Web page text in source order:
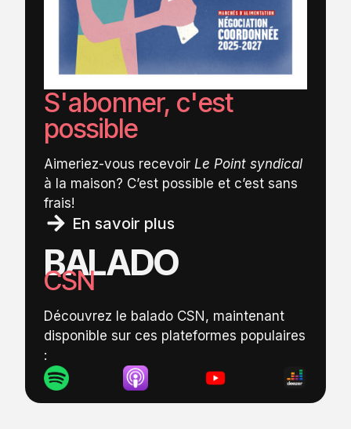
S'abonner, c'est
possible
Aimeriez-vous recevoir Le Point syndical
à la maison? C’est possible et c’est sans
frais!
En savoir plus
BALADO
CSN
Découvrez le balado CSN, maintenant
disponible sur ces plateformes populaires
: